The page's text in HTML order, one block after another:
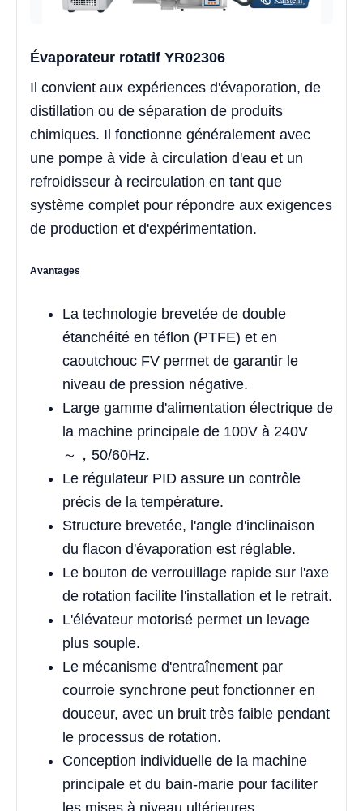
Évaporateur rotatif YR02306
Il convient aux expériences d'évaporation, de
distillation ou de séparation de produits
chimiques. Il fonctionne généralement avec
une pompe à vide à circulation d'eau et un
refroidisseur à recirculation en tant que
système complet pour répondre aux exigences
de production et d'expérimentation.
Avantages
La technologie brevetée de double
étanchéité en téflon (PTFE) et en
caoutchouc FV permet de garantir le
niveau de pression négative.
Large gamme d'alimentation électrique de
la machine principale de 100V à 240V
～，50/60Hz.
Le régulateur PID assure un contrôle
précis de la température.
Structure brevetée, l'angle d'inclinaison
du flacon d'évaporation est réglable.
Le bouton de verrouillage rapide sur l'axe
de rotation facilite l'installation et le retrait.
L'élévateur motorisé permet un levage
plus souple.
Le mécanisme d'entraînement par
courroie synchrone peut fonctionner en
douceur, avec un bruit très faible pendant
le processus de rotation.
Conception individuelle de la machine
principale et du bain-marie pour faciliter
les mises à niveau ultérieures.